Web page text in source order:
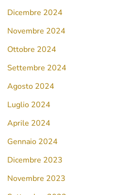
Dicembre 2024
Novembre 2024
Ottobre 2024
Settembre 2024
Agosto 2024
Luglio 2024
Aprile 2024
Gennaio 2024
Dicembre 2023
Novembre 2023